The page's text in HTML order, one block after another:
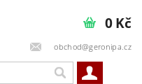
obchod@geronipa.cz
0 Kč